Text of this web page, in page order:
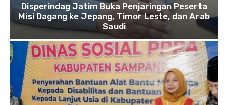
Disperindag Jatim Buka Penjaringan Peserta
Misi Dagang ke Jepang, Timor Leste, dan Arab
Saudi